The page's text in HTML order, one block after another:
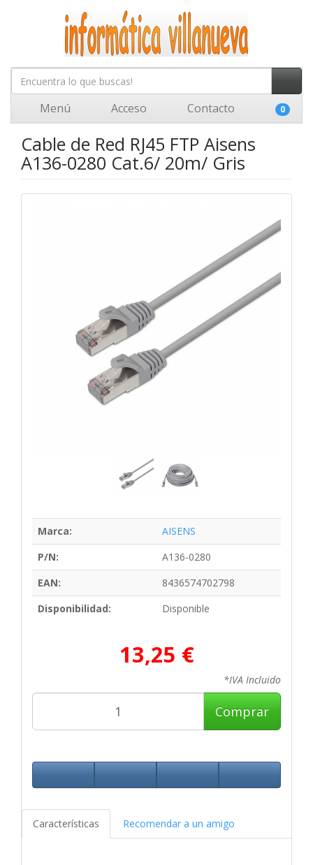
Menú Acceso Contacto 0
Cable de Red RJ45 FTP Aisens
A136-0280 Cat.6/ 20m/ Gris
Marca:
AISENS
P/N:
A136-0280
EAN:
8436574702798
Disponibilidad:
Disponible
13,25 €
*IVA Incluido
Comprar
Características Recomendar a un amigo